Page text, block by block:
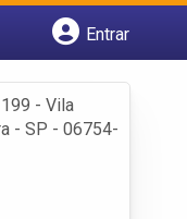
Entrar
- Vila
- SP - 06754-